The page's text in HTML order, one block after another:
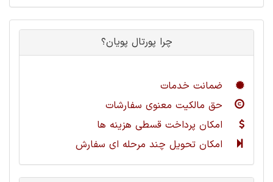
چرا پورتال پویان؟
ضمانت خدمات
حق مالکیت معنوی سفارشات
امکان پرداخت قسطی هزینه ها
امکان تحویل چند مرحله ای سفارش